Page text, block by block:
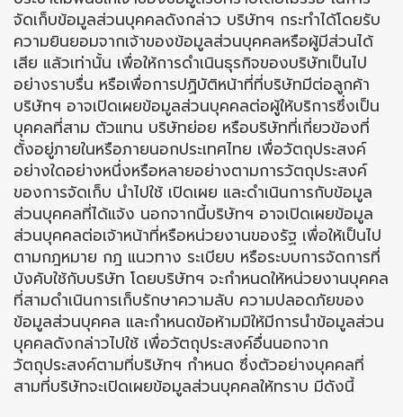
จัดเก็บข้อมูลส่วนบุคคลดังกล่าว บริษัทฯ กระทำได้โดยรับ
ความยินยอมจากเจ้าของข้อมูลส่วนบุคคลหรือผู้มีส่วนได้
เสีย แล้วเท่านั้น เพื่อให้การดำเนินธุรกิจของบริษัทเป็นไป
อย่างราบรื่น หรือเพื่อการปฏิบัติหน้าที่ที่บริษัทมีต่อลูกค้า
บริษัทฯ อาจเปิดเผยข้อมูลส่วนบุคคลต่อผู้ให้บริการซึ่งเป็น
บุคคลที่สาม ตัวแทน บริษัทย่อย หรือบริษัทที่เกี่ยวข้องที่
ตั้งอยู่ภายในหรือภายนอกประเทศไทย เพื่อวัตถุประสงค์
อย่างใดอย่างหนึ่งหรือหลายอย่างตามการวัตถุประสงค์
ของการจัดเก็บ นำไปใช้ เปิดเผย และดำเนินการกับข้อมูล
ส่วนบุคคลที่ได้แจ้ง นอกจากนี้บริษัทฯ อาจเปิดเผยข้อมูล
ส่วนบุคคลต่อเจ้าหน้าที่หรือหน่วยงานของรัฐ เพื่อให้เป็นไป
ตามกฎหมาย กฎ แนวทาง ระเบียบ หรือระบบการจัดการที่
บังคับใช้กับบริษัท โดยบริษัทฯ จะกำหนดให้หน่วยงานบุคคล
ที่สามดำเนินการเก็บรักษาความลับ ความปลอดภัยของ
ข้อมูลส่วนบุคคล และกำหนดข้อห้ามมิให้มีการนำข้อมูลส่วน
บุคคลดังกล่าวไปใช้ เพื่อวัตถุประสงค์อื่นนอกจาก
วัตถุประสงค์ตามที่บริษัทฯ กำหนด ซึ่งตัวอย่างบุคคลที่
สามที่บริษัทจะเปิดเผยข้อมูลส่วนบุคคลให้ทราบ มีดังนี้